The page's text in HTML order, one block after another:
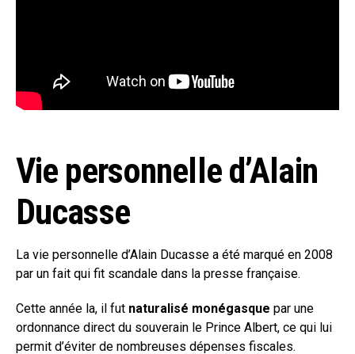
Vie personnelle d’Alain
Ducasse
La vie personnelle d’Alain Ducasse a été marqué en 2008
par un fait qui fit scandale dans la presse française.
Cette année la, il fut naturalisé monégasque par une
ordonnance direct du souverain le Prince Albert, ce qui lui
permit d’éviter de nombreuses dépenses fiscales.